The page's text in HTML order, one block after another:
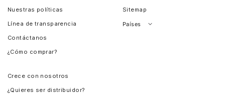
Nuestras políticas
Línea de transparencia
Contáctanos
¿Cómo comprar?
Sitemap
Países
Crece con nosotros
¿Quieres ser distribuidor?